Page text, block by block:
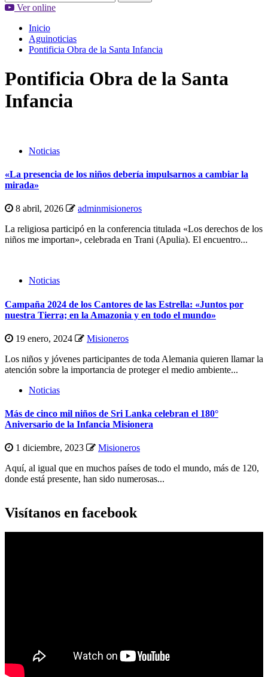
Ver online
Inicio
Aguinoticias
Pontificia Obra de la Santa Infancia
Pontificia Obra de la Santa
Infancia
Noticias
«La presencia de los niños debería impulsarnos a cambiar la
mirada»
8 abril, 2026
adminmisioneros
La religiosa participó en la conferencia titulada «Los derechos de los
niños me importan», celebrada en Trani (Apulia). El encuentro...
Noticias
Campaña 2024 de los Cantores de las Estrella: «Juntos por
nuestra Tierra; en la Amazonia y en todo el mundo»
19 enero, 2024
Misioneros
Los niños y jóvenes participantes de toda Alemania quieren llamar la
atención sobre la importancia de proteger el medio ambiente...
Noticias
Más de cinco mil niños de Sri Lanka celebran el 180°
Aniversario de la Infancia Misionera
1 diciembre, 2023
Misioneros
Aquí, al igual que en muchos países de todo el mundo, más de 120,
donde está presente, han sido numerosas...
Visítanos en facebook